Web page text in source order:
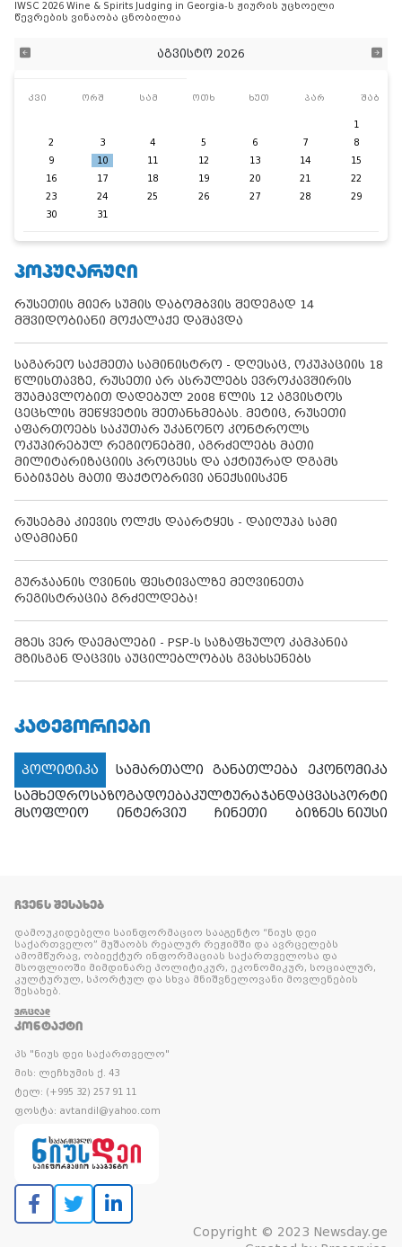
IWSC 2026 Wine & Spirits Judging in Georgia-ს ჟიურის უცხოელი
წევრების ვინაობა ცნობილია
აგვისტო 2026
კვი ორშ სამ ოთხ ხუთ პარ შაბ
1
2
3 4 5 6 7
8
9
10 11 12 13 14
15
16
17 18 19 20 21
22
23
24 25 26 27 28
29
30
31
ᲞᲝᲞᲣᲚᲐᲠᲣᲚᲘ
რუსეთის მიერ სუმის დაბომბვის შედეგად 14
მშვიდობიანი მოქალაქე დაშავდა
საგარეო საქმეთა სამინისტრო - დღესაც, ოკუპაციის 18
წლისთავზე, რუსეთი არ ასრულებს ევროკავშირის
შუამავლობით დადებულ 2008 წლის 12 აგვისტოს
ცეცხლის შეწყვეტის შეთანხმებას. მეტიც, რუსეთი
აფართოებს საკუთარ უკანონო კონტროლს
ოკუპირებულ რეგიონებში, აგრძელებს მათი
მილიტარიზაციის პროცესს და აქტიურად დგამს
ნაბიჯებს მათი ფაქტობრივი ანექსიისკენ
რუსებმა კიევის ოლქს დაარტყეს - დაიღუპა სამი
ადამიანი
გურჯაანის ღვინის ფესტივალზე მეღვინეთა
რეგისტრაცია გრძელდება!
მზეს ვერ დაემალები - PSP-ს საზაფხულო კამპანია
მზისგან დაცვის აუცილებლობას გვახსენებს
ᲙᲐᲢᲔᲒᲝᲠᲘᲔᲑᲘ
პოლიტიკა სამართალი განათლება
ეკონომიკა
სამხედროსაზოგადოებაკულტურაჯანდაცვასპორტი
მსოფლიო
ინტერვიუ ჩინეთი ბიზნეს ნიუსი
ᲩᲕᲔᲜᲡ ᲨᲔᲡᲐᲮᲔᲑ
დამოუკიდებელი საინფორმაციო სააგენტო “ნიუს დეი
საქართველო” მუშაობს რეალურ რეჟიმში და ავრცელებს
ამომწურავ, ობიექტურ ინფორმაციას საქართველოსა და
მსოფლიოში მიმდინარე პოლიტიკურ, ეკონომიკურ, სოციალურ,
კულტურულ, სპორტულ და სხვა მნიშვნელოვანი მოვლენების
შესახებ.
ᲕᲠᲪᲚᲐᲓ
ᲙᲝᲜᲢᲐᲥᲢᲘ
პს "ნიუს დეი საქართველო"
მის: ლეჩხუმის ქ. 43
ტელ: (+995 32) 257 91 11
ფოსტა: avtandil@yahoo.com
Copyright © 2023 Newsday.ge